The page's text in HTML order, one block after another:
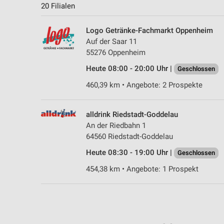
20 Filialen
Logo Getränke-Fachmarkt Oppenheim
Auf der Saar 11
55276 Oppenheim
Heute 08:00 - 20:00 Uhr |
Geschlossen
460,39 km • Angebote: 2 Prospekte
alldrink Riedstadt-Goddelau
An der Riedbahn 1
64560 Riedstadt-Goddelau
Heute 08:30 - 19:00 Uhr |
Geschlossen
454,38 km • Angebote: 1 Prospekt